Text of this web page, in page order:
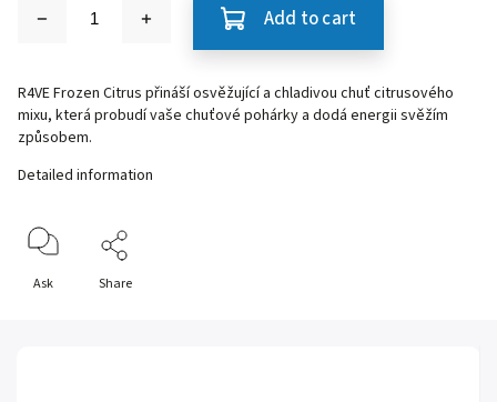
Add to cart
R4VE Frozen Citrus přináší osvěžující a chladivou chuť citrusového
mixu, která probudí vaše chuťové pohárky a dodá energii svěžím
způsobem.
Detailed information
Ask Share